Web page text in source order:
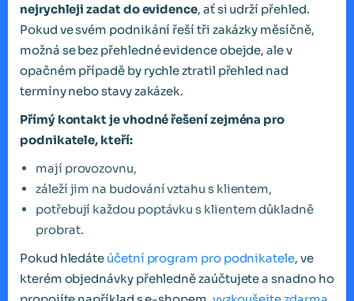
nejrychleji zadat do evidence, ať si udrží přehled.
Pokud ve svém podnikání řeší tři zakázky měsíčně,
možná se bez přehledné evidence obejde, ale v
opačném případě by rychle ztratil přehled nad
termíny nebo stavy zakázek.
Přímý kontakt je vhodné řešení zejména pro
podnikatele, kteří:
mají provozovnu,
záleží jim na budování vztahu s klientem,
potřebují každou poptávku s klientem důkladně
probrat.
Pokud hledáte účetní program pro podnikatele, ve
kterém objednávky přehledně zaúčtujete a snadno ho